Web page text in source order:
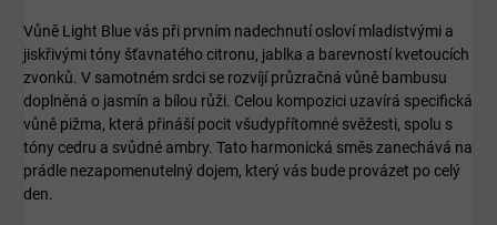
Vůně Light Blue vás při prvním nadechnutí osloví mladistvými a
jiskřivými tóny šťavnatého citronu, jablka a barevností kvetoucích
zvonků. V samotném srdci se rozvíjí průzračná vůně bambusu
doplněná o jasmín a bílou růži. Celou kompozici uzavírá specifická
vůně pižma, která přináší pocit všudypřítomné svěžesti, spolu s
tóny cedru a svůdné ambry. Tato harmonická směs zanechává na
prádle nezapomenutelný dojem, který vás bude provázet po celý
den.